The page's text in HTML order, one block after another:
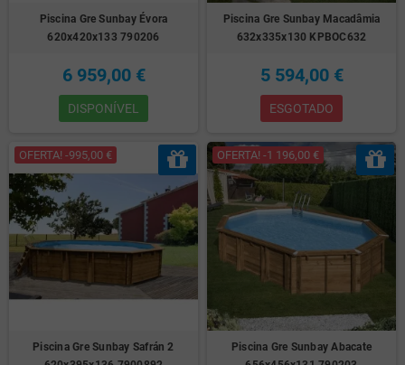
Piscina Gre Sunbay Évora
620x420x133 790206
6 959,00 €
DISPONÍVEL
Piscina Gre Sunbay Macadâmia
632x335x130 KPBOC632
5 594,00 €
ESGOTADO
OFERTA! -995,00 €
Piscina Gre Sunbay Safrán 2
OFERTA! -1 196,00 €
Piscina Gre Sunbay Abacate